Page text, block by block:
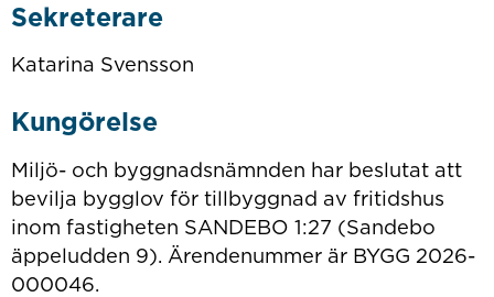
Sekreterare
Katarina Svensson
Kungörelse
Miljö- och byggnadsnämnden har beslutat att
bevilja bygglov för tillbyggnad av fritidshus
inom fastigheten SANDEBO 1:27 (Sandebo
äppeludden 9). Ärendenummer är BYGG 2026-
000046.